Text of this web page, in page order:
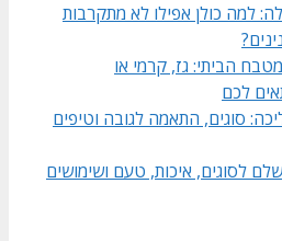
למה כולן אפילו לא מתקרבות
הביתי: גז, קרמי או
לכם
סוגים, התאמה לגובה וטיפים
לסוגים, איכות, טעם ושימושים